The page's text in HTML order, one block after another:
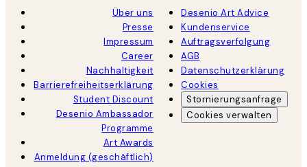
Über uns
Presse
Impressum
Career
Nachhaltigkeit
Barrierefreiheitserklärung
Student Discount
Desenio Ambassador
Programme
Art Awards
Anmeldung (geschäftlich)
Desenio Art Advice
Kundenservice
Auftragsverfolgung
AGB
Datenschutzerklärung
Cookies
Stornierungsanfrage
Cookies verwalten